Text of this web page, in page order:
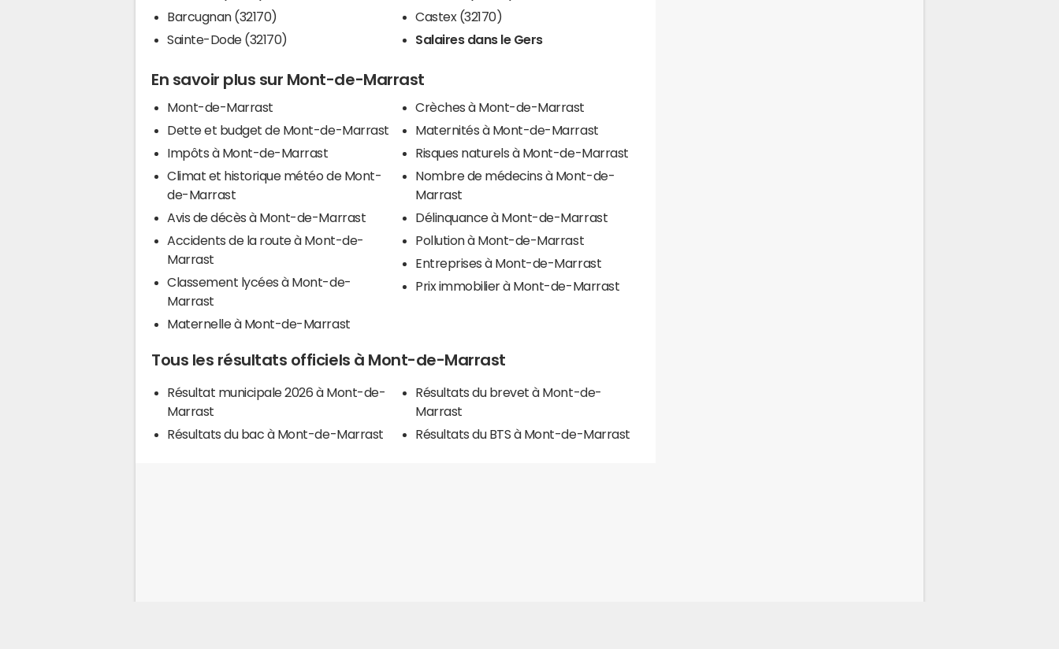
Barcugnan (32170)
Sainte-Dode (32170)
Castex (32170)
Salaires dans le Gers
En savoir plus sur Mont-de-Marrast
Mont-de-Marrast
Dette et budget de Mont-de-Marrast
Impôts à Mont-de-Marrast
Climat et historique météo de Mont-
de-Marrast
Avis de décès à Mont-de-Marrast
Accidents de la route à Mont-de-
Marrast
Classement lycées à Mont-de-
Marrast
Maternelle à Mont-de-Marrast
Crèches à Mont-de-Marrast
Maternités à Mont-de-Marrast
Risques naturels à Mont-de-Marrast
Nombre de médecins à Mont-de-
Marrast
Délinquance à Mont-de-Marrast
Pollution à Mont-de-Marrast
Entreprises à Mont-de-Marrast
Prix immobilier à Mont-de-Marrast
Tous les résultats officiels à Mont-de-Marrast
Résultat municipale 2026 à Mont-de-
Marrast
Résultats du bac à Mont-de-Marrast
Résultats du brevet à Mont-de-
Marrast
Résultats du BTS à Mont-de-Marrast